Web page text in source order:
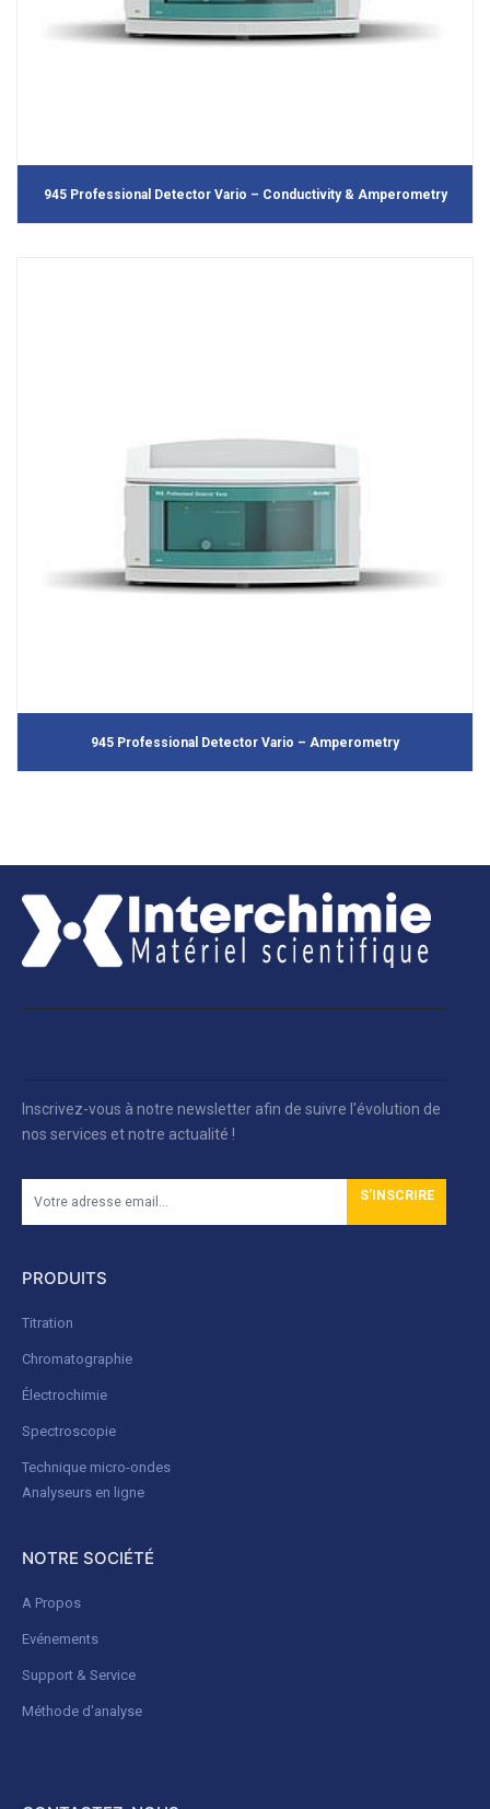
945 Professional Detector Vario – Conductivity & Amperometry
945 Professional Detector Vario – Amperometry
Inscrivez-vous à notre newsletter afin de suivre l'évolution de
nos services et notre actualité !
S'INSCRIRE
PRODUITS
Titration
Chromatographie
Électrochimie
Spectroscopie
Technique micro-ondes
Analyseurs en ligne
NOTRE SOCIÉTÉ
A Propos
Evénements
Support & Service
Méthode d'analyse